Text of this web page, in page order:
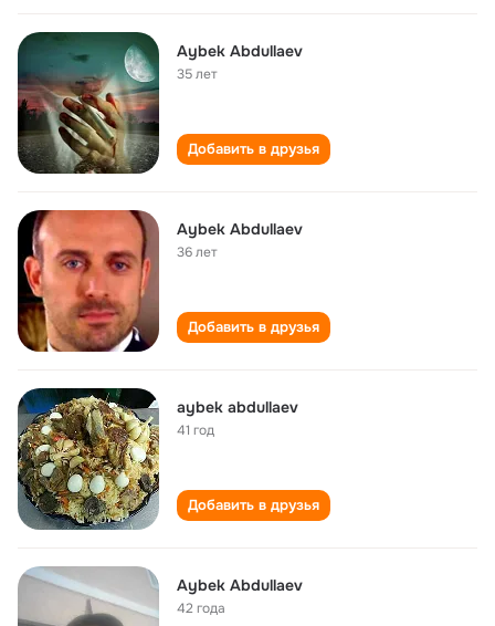
Aybek Abdullaev
35 лет
Добавить в друзья
Aybek Abdullaev
36 лет
Добавить в друзья
aybek abdullaev
41 год
Добавить в друзья
Aybek Abdullaev
42 года